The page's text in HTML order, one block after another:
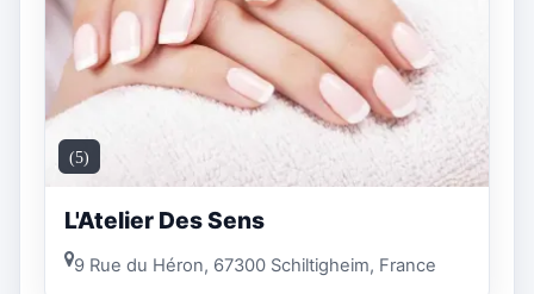
(5)
L'Atelier Des Sens
9 Rue du Héron, 67300 Schiltigheim, France